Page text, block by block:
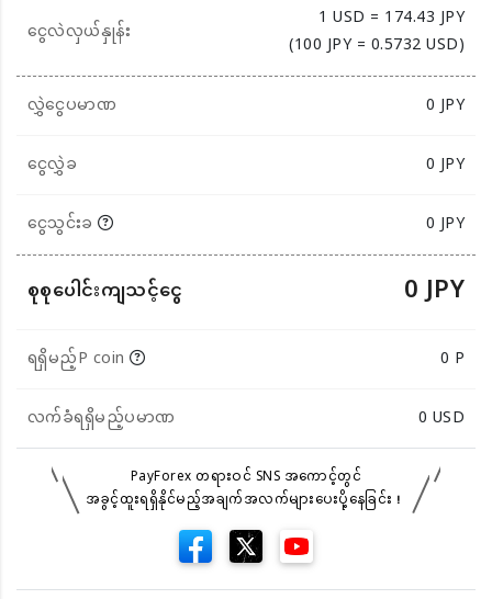
ငွေလဲလှယ်နှုန်း
1 USD = 174.43 JPY
(100 JPY = 0.5732 USD)
လွှဲငွေပမာဏ
0JPY
ငွေလွှဲခ
0 JPY
ငွေသွင်းခ
0 JPY
စုစုပေါင်းကျသင့်ငွေ 0 JPY
ရရှိမည့်P coin
0 P
လက်ခံရရှိမည့်ပမာဏ
0USD
PayForex တရားဝင် SNS အကောင့်တွင်
အခွင့်ထူးရရှိနိုင်မည့်အချက်အလက်များပေးပို့နေခြင်း！